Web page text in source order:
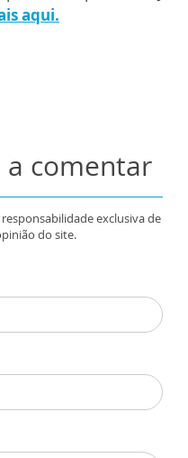
aqui.
comentar
exclusiva de
do site.